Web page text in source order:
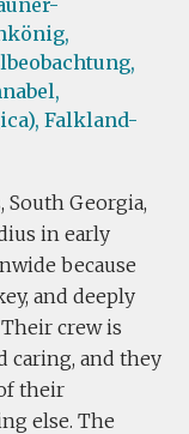
Falkland-
South Georgia,
in early
because
and deeply
crew is
caring, and they
their
else. The